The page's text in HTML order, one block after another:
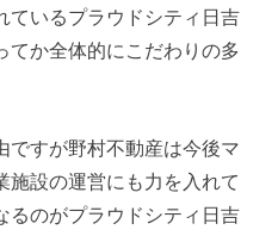
ているプラウドシティ日吉
てか全体的にこだわりの多
ですが野村不動産は今後マ
施設の運営にも力を入れて
るのがプラウドシティ日吉